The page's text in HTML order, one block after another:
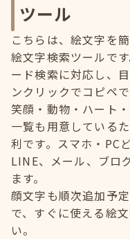
ツール
こちらは、絵文字を
絵文字検索ツールで
ード検索に対応し、
ンクリックでコピペで
笑顔・動物・ハート
一覧も用意している
利です。スマホ・PC
LINE、メール、ブロ
ます。
顔文字も順次追加予
で、すぐに使える絵
い。